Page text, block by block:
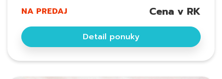
NA PREDAJ Cena v RK
Detail ponuky